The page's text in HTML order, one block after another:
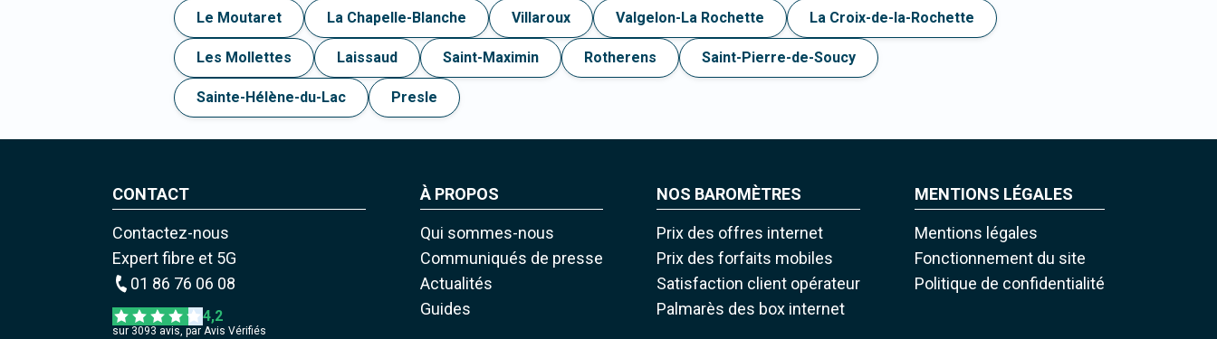
Le Moutaret La Chapelle-Blanche Villaroux Valgelon-La Rochette La Croix-de-la-Rochette
Les Mollettes Laissaud Saint-Maximin Rotherens Saint-Pierre-de-Soucy
Sainte-Hélène-du-Lac Presle
CONTACT
Contactez-nous
Expert fibre et 5G
01 86 76 06 08
4,2
sur 3093 avis, par Avis Vérifiés
À PROPOS
Qui sommes-nous
Communiqués de presse
Actualités
Guides
NOS BAROMÈTRES
Prix des offres internet
Prix des forfaits mobiles
Satisfaction client opérateur
Palmarès des box internet
MENTIONS LÉGALES
Mentions légales
Fonctionnement du site
Politique de confidentialité